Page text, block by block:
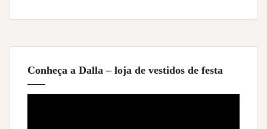
Conheça a Dalla – loja de vestidos de festa